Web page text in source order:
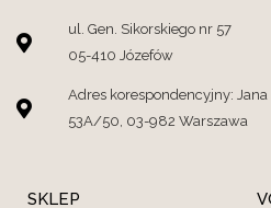
ul. Gen. Sikorskiego nr 57
05-410 Józefów
Adres korespondencyjny:
53A/50, 03-982 Warszawa
SKLEP